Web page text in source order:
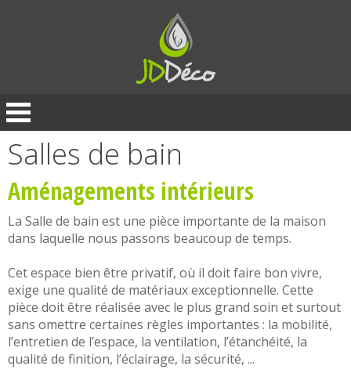
Salles de bain
Aménagements intérieurs
La Salle de bain est une pièce importante de la maison
dans laquelle nous passons beaucoup de temps.
Cet espace bien être privatif, où il doit faire bon vivre,
exige une qualité de matériaux exceptionnelle. Cette
pièce doit être réalisée avec le plus grand soin et surtout
sans omettre certaines règles importantes : la mobilité,
l’entretien de l’espace, la ventilation, l’étanchéité, la
qualité de finition, l’éclairage, la sécurité, ...